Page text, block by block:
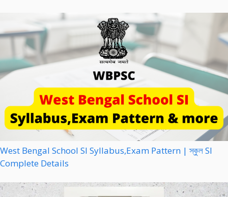
West Bengal School SI Syllabus,Exam Pattern | স্কুল SI
Complete Details